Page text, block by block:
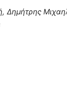
Δημήτρης